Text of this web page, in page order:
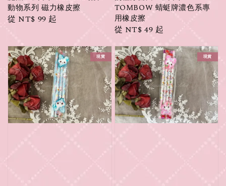
動物系列 磁力橡皮擦
Regular
從 NT$ 99 起
TOMBOW 蜻蜓牌濃色系專
用橡皮擦
Regular
從 NT$ 49 起
現貨 現貨